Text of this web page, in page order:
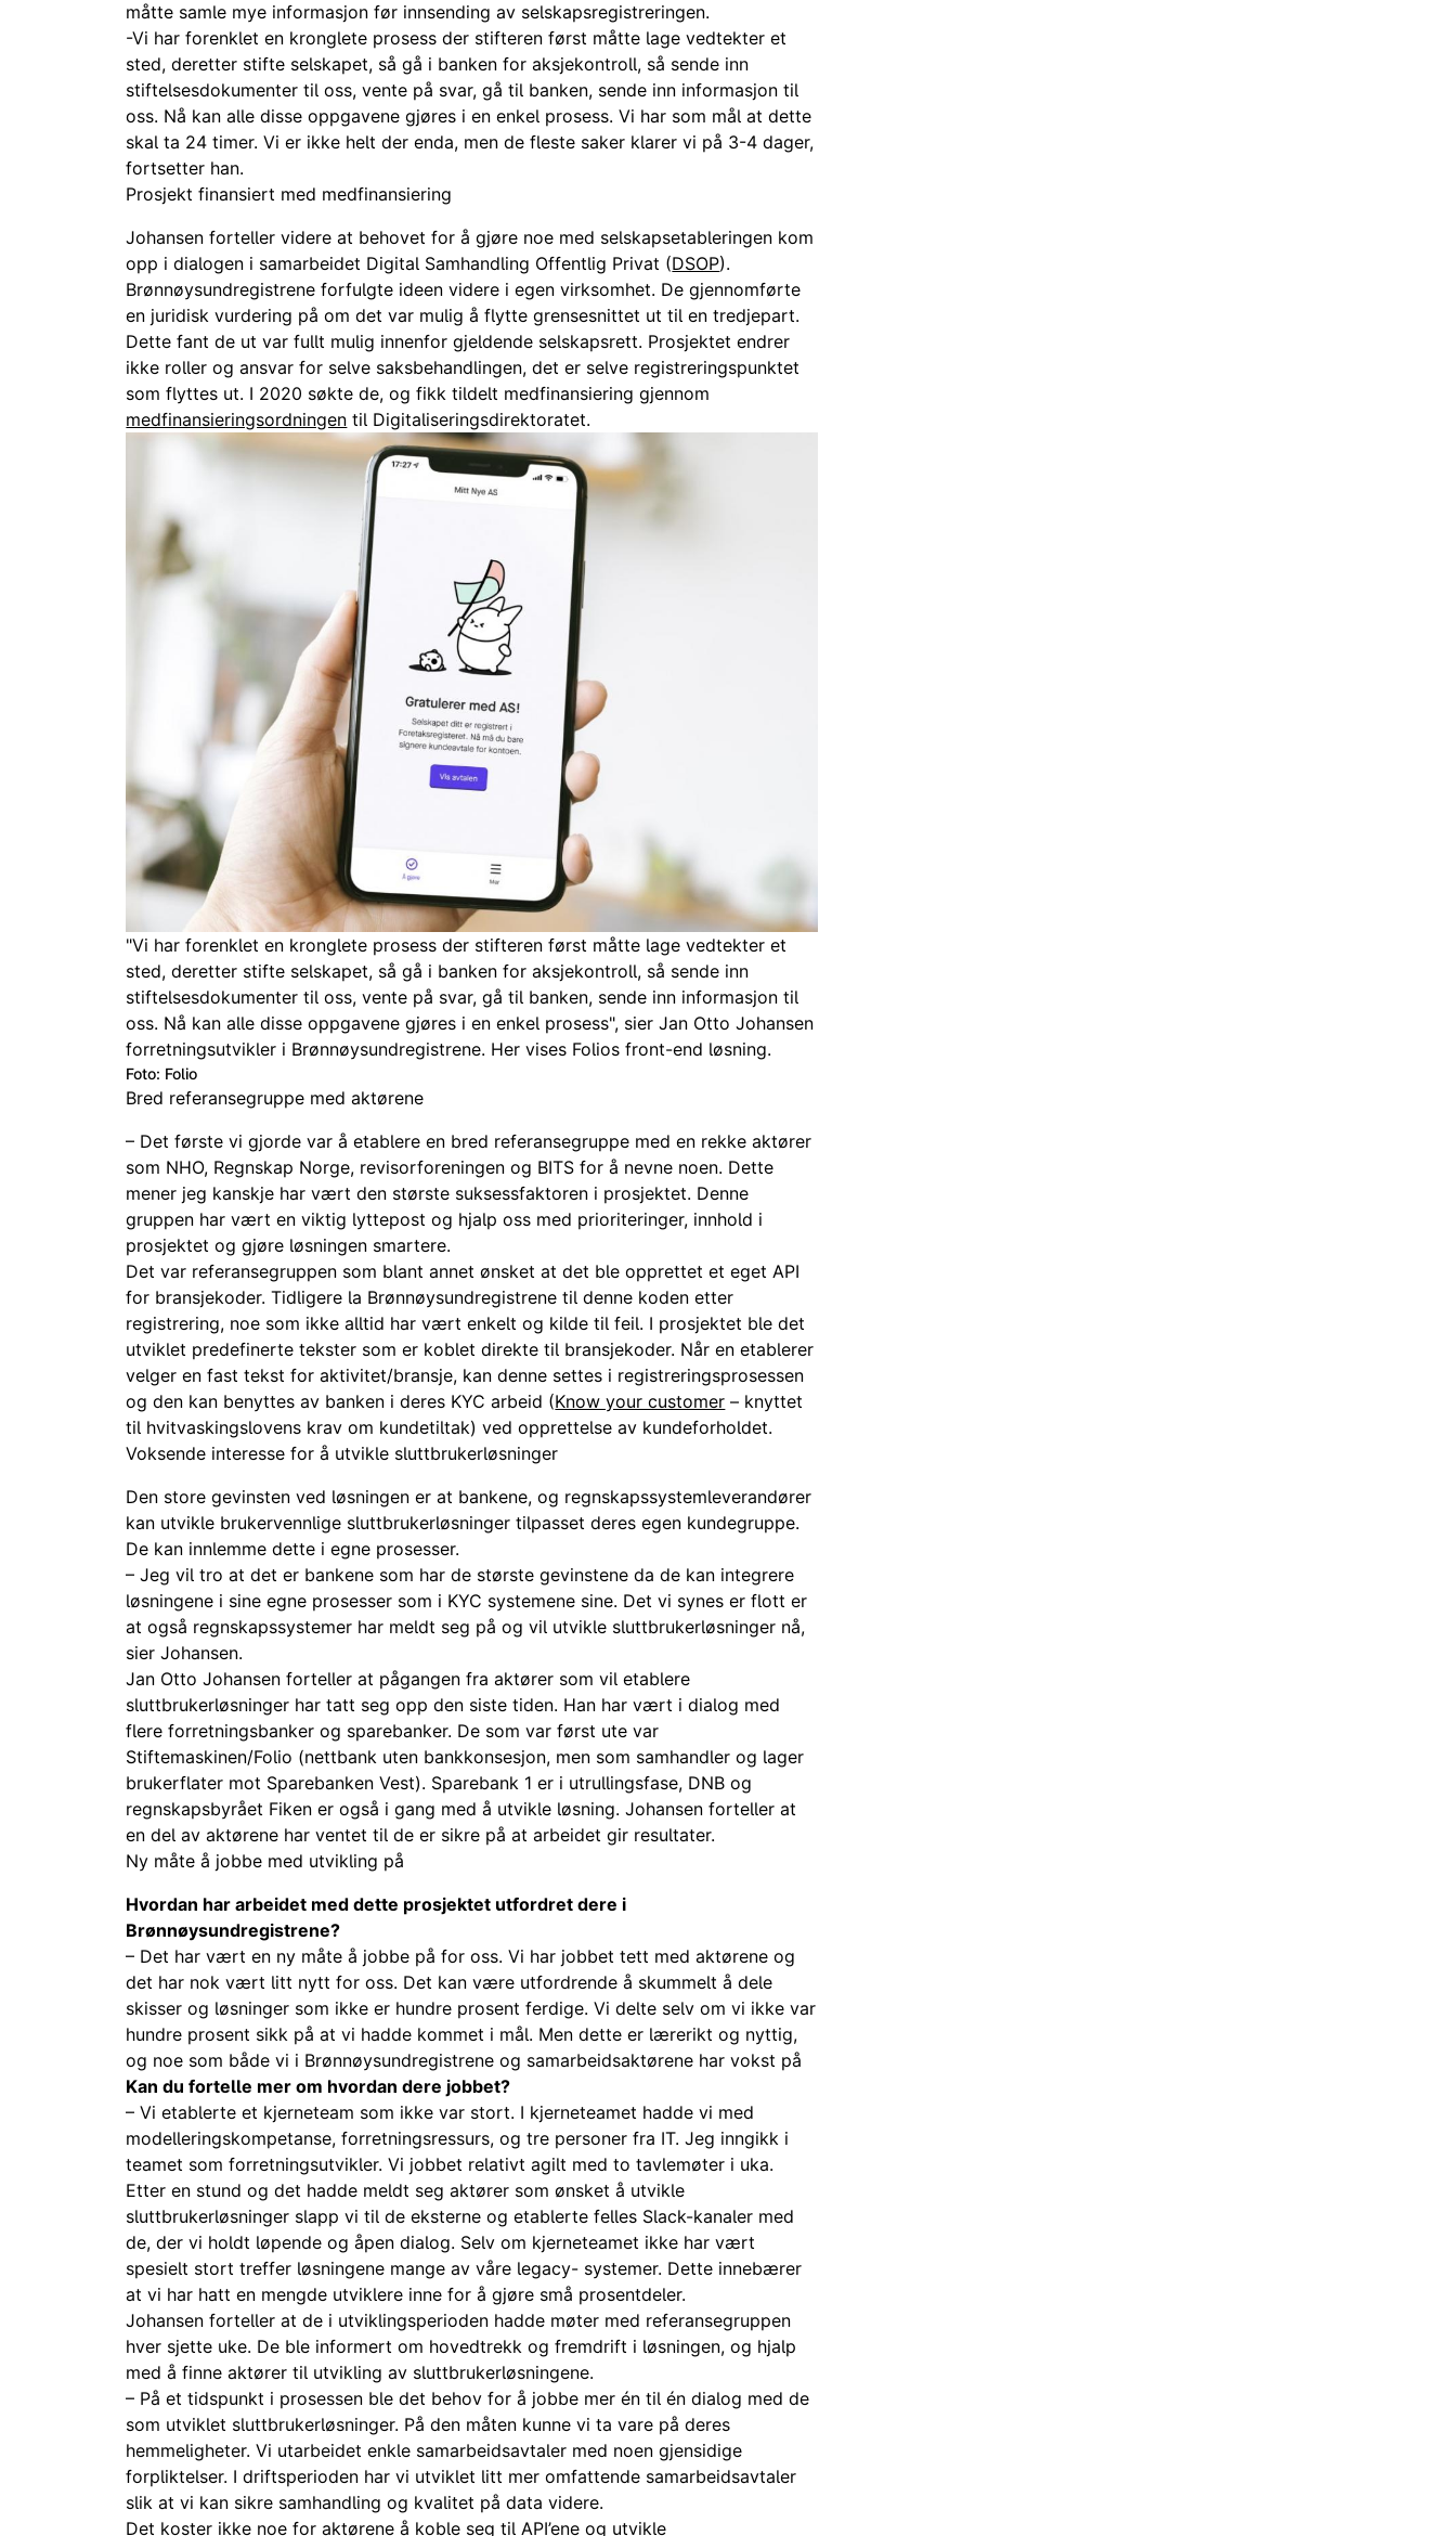
måtte samle mye informasjon før innsending av selskapsregistreringen.
-Vi har forenklet en kronglete prosess der stifteren først måtte lage vedtekter et
sted, deretter stifte selskapet, så gå i banken for aksjekontroll, så sende inn
stiftelsesdokumenter til oss, vente på svar, gå til banken, sende inn informasjon til
oss. Nå kan alle disse oppgavene gjøres i en enkel prosess. Vi har som mål at dette
skal ta 24 timer. Vi er ikke helt der enda, men de fleste saker klarer vi på 3-4 dager,
fortsetter han.
Prosjekt finansiert med medfinansiering
Johansen forteller videre at behovet for å gjøre noe med selskapsetableringen kom
opp i dialogen i samarbeidet Digital Samhandling Offentlig Privat (DSOP).
Brønnøysundregistrene forfulgte ideen videre i egen virksomhet. De gjennomførte
en juridisk vurdering på om det var mulig å flytte grensesnittet ut til en tredjepart.
Dette fant de ut var fullt mulig innenfor gjeldende selskapsrett. Prosjektet endrer
ikke roller og ansvar for selve saksbehandlingen, det er selve registreringspunktet
som flyttes ut. I 2020 søkte de, og fikk tildelt medfinansiering gjennom
medfinansieringsordningen til Digitaliseringsdirektoratet.
"Vi har forenklet en kronglete prosess der stifteren først måtte lage vedtekter et
sted, deretter stifte selskapet, så gå i banken for aksjekontroll, så sende inn
stiftelsesdokumenter til oss, vente på svar, gå til banken, sende inn informasjon til
oss. Nå kan alle disse oppgavene gjøres i en enkel prosess", sier Jan Otto Johansen
forretningsutvikler i Brønnøysundregistrene. Her vises Folios front-end løsning.
Foto: Folio
Bred referansegruppe med aktørene
– Det første vi gjorde var å etablere en bred referansegruppe med en rekke aktører
som NHO, Regnskap Norge, revisorforeningen og BITS for å nevne noen. Dette
mener jeg kanskje har vært den største suksessfaktoren i prosjektet. Denne
gruppen har vært en viktig lyttepost og hjalp oss med prioriteringer, innhold i
prosjektet og gjøre løsningen smartere.
Det var referansegruppen som blant annet ønsket at det ble opprettet et eget API
for bransjekoder. Tidligere la Brønnøysundregistrene til denne koden etter
registrering, noe som ikke alltid har vært enkelt og kilde til feil. I prosjektet ble det
utviklet predefinerte tekster som er koblet direkte til bransjekoder. Når en etablerer
velger en fast tekst for aktivitet/bransje, kan denne settes i registreringsprosessen
og den kan benyttes av banken i deres KYC arbeid (Know your customer – knyttet
til hvitvaskingslovens krav om kundetiltak) ved opprettelse av kundeforholdet.
Voksende interesse for å utvikle sluttbrukerløsninger
Den store gevinsten ved løsningen er at bankene, og regnskapssystemleverandører
kan utvikle brukervennlige sluttbrukerløsninger tilpasset deres egen kundegruppe.
De kan innlemme dette i egne prosesser.
– Jeg vil tro at det er bankene som har de største gevinstene da de kan integrere
løsningene i sine egne prosesser som i KYC systemene sine. Det vi synes er flott er
at også regnskapssystemer har meldt seg på og vil utvikle sluttbrukerløsninger nå,
sier Johansen.
Jan Otto Johansen forteller at pågangen fra aktører som vil etablere
sluttbrukerløsninger har tatt seg opp den siste tiden. Han har vært i dialog med
flere forretningsbanker og sparebanker. De som var først ute var
Stiftemaskinen/Folio (nettbank uten bankkonsesjon, men som samhandler og lager
brukerflater mot Sparebanken Vest). Sparebank 1 er i utrullingsfase, DNB og
regnskapsbyrået Fiken er også i gang med å utvikle løsning. Johansen forteller at
en del av aktørene har ventet til de er sikre på at arbeidet gir resultater.
Ny måte å jobbe med utvikling på
Hvordan har arbeidet med dette prosjektet utfordret dere i
Brønnøysundregistrene?
– Det har vært en ny måte å jobbe på for oss. Vi har jobbet tett med aktørene og
det har nok vært litt nytt for oss. Det kan være utfordrende å skummelt å dele
skisser og løsninger som ikke er hundre prosent ferdige. Vi delte selv om vi ikke var
hundre prosent sikk på at vi hadde kommet i mål. Men dette er lærerikt og nyttig,
og noe som både vi i Brønnøysundregistrene og samarbeidsaktørene har vokst på
Kan du fortelle mer om hvordan dere jobbet?
– Vi etablerte et kjerneteam som ikke var stort. I kjerneteamet hadde vi med
modelleringskompetanse, forretningsressurs, og tre personer fra IT. Jeg inngikk i
teamet som forretningsutvikler. Vi jobbet relativt agilt med to tavlemøter i uka.
Etter en stund og det hadde meldt seg aktører som ønsket å utvikle
sluttbrukerløsninger slapp vi til de eksterne og etablerte felles Slack-kanaler med
de, der vi holdt løpende og åpen dialog. Selv om kjerneteamet ikke har vært
spesielt stort treffer løsningene mange av våre legacy- systemer. Dette innebærer
at vi har hatt en mengde utviklere inne for å gjøre små prosentdeler.
Johansen forteller at de i utviklingsperioden hadde møter med referansegruppen
hver sjette uke. De ble informert om hovedtrekk og fremdrift i løsningen, og hjalp
med å finne aktører til utvikling av sluttbrukerløsningene.
– På et tidspunkt i prosessen ble det behov for å jobbe mer én til én dialog med de
som utviklet sluttbrukerløsninger. På den måten kunne vi ta vare på deres
hemmeligheter. Vi utarbeidet enkle samarbeidsavtaler med noen gjensidige
forpliktelser. I driftsperioden har vi utviklet litt mer omfattende samarbeidsavtaler
slik at vi kan sikre samhandling og kvalitet på data videre.
Det koster ikke noe for aktørene å koble seg til API’ene og utvikle